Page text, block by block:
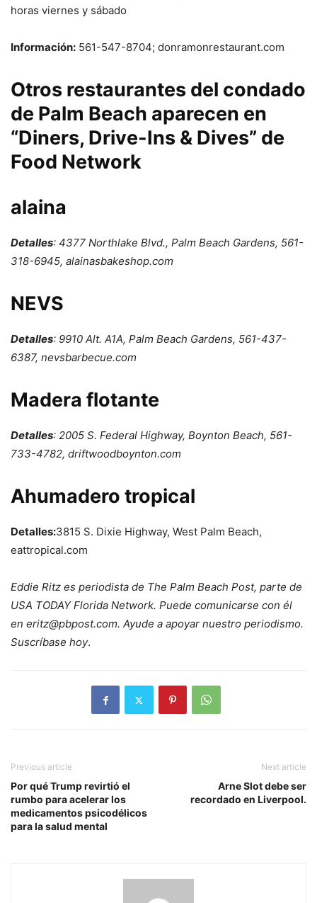
horas viernes y sábado
Información: 561-547-8704; donramonrestaurant.com
Otros restaurantes del condado
de Palm Beach aparecen en
“Diners, Drive-Ins & Dives” de
Food Network
alaina
Detalles: 4377 Northlake Blvd., Palm Beach Gardens, 561-
318-6945, alainasbakeshop.com
NEVS
Detalles: 9910 Alt. A1A, Palm Beach Gardens, 561-437-
6387, nevsbarbecue.com
Madera flotante
Detalles: 2005 S. Federal Highway, Boynton Beach, 561-
733-4782, driftwoodboynton.com
Ahumadero tropical
Detalles:3815 S. Dixie Highway, West Palm Beach,
eattropical.com
Eddie Ritz es periodista de The Palm Beach Post, parte de
USA TODAY Florida Network. Puede comunicarse con él
en eritz@pbpost.com. Ayude a apoyar nuestro periodismo.
Suscríbase hoy.
Previous article
Por qué Trump revirtió el
rumbo para acelerar los
medicamentos psicodélicos
para la salud mental
Next article
Arne Slot debe ser
recordado en Liverpool.